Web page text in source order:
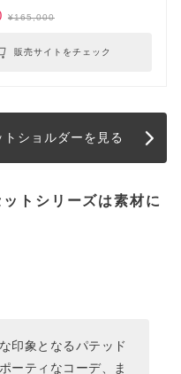
¥165,000
販売サイトをチェック
ショルダーを見る
トシリーズは素材に
印象となるパテッド
ーティなコーデ、ま